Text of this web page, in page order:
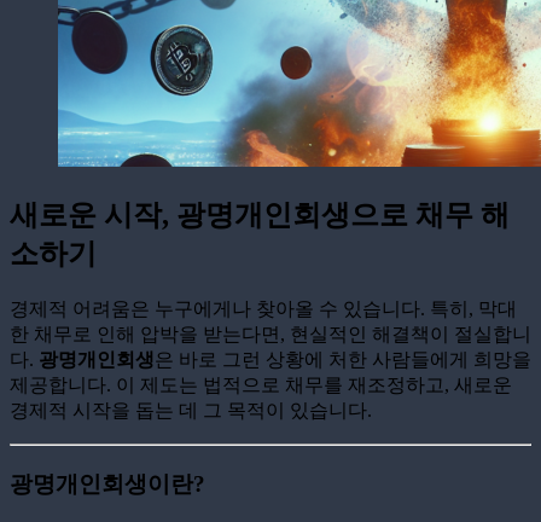
새로운 시작, 광명개인회생으로 채무 해
소하기
경제적 어려움은 누구에게나 찾아올 수 있습니다. 특히, 막대
한 채무로 인해 압박을 받는다면, 현실적인 해결책이 절실합니
다. 광명개인회생은 바로 그런 상황에 처한 사람들에게 희망을
제공합니다. 이 제도는 법적으로 채무를 재조정하고, 새로운
경제적 시작을 돕는 데 그 목적이 있습니다.
광명개인회생이란?